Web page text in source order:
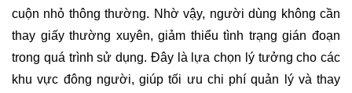
cuộn nhỏ thông thường. Nhờ vậy, người dùng không cần
thay giấy thường xuyên, giảm thiểu tình trạng gián đoạn
trong quá trình sử dụng. Đây là lựa chọn lý tưởng cho các
khu vực đông người, giúp tối ưu chi phí quản lý và thay